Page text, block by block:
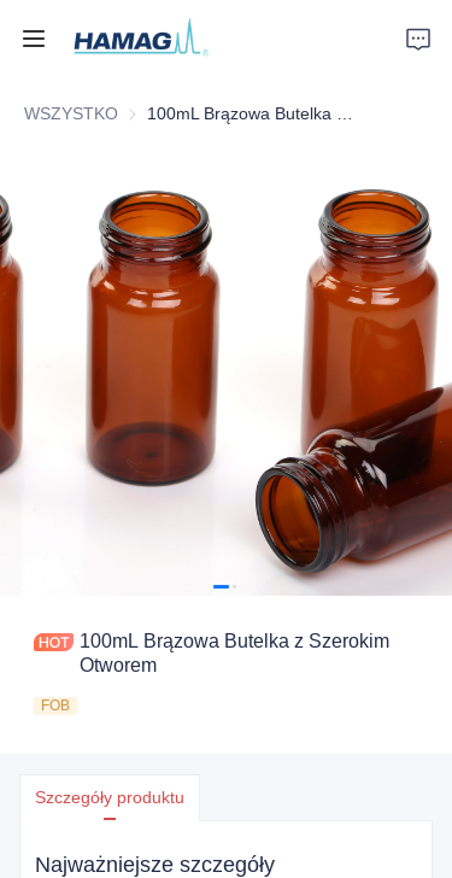
WSZYSTKO
100mL Brązowa Butelka z Szerokim
Otworem
FOB
Szczegóły produktu
Najważniejsze szczegóły
Strona główna
Produkty
Aktualności